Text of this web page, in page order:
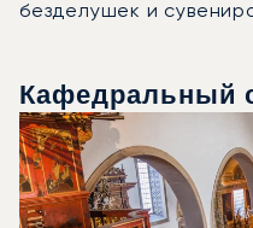
безделушек и
Кафедральный